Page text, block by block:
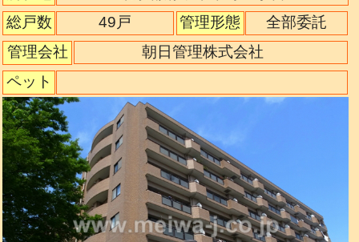
総戸数
49戸 管理形態
全部委託
管理会社
朝日管理株式会社
ペット